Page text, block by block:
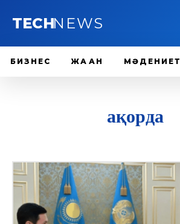
TECHNEWS
БИЗНЕС ЖАҺАН МӘДЕНИЕТ
ақорда